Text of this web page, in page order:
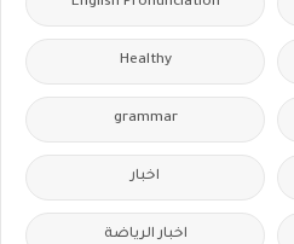
Healthy
grammar
اخبار
اخبار الرياضة